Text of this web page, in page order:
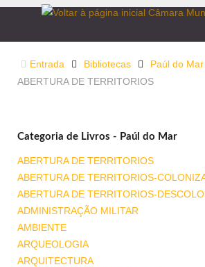
Entrada Bibliotecas
Paúl do Mar
ABERTURA DE TERRITORIOS
Categoria de Livros - Paúl do Mar
ABERTURA DE TERRITORIOS
ABERTURA DE TERRITORIOS-
ABERTURA DE TERRITORIOS-
ADMINISTRAÇÃO MILITAR
AMBIENTE
ARQUEOLOGIA
ARQUITECTURA